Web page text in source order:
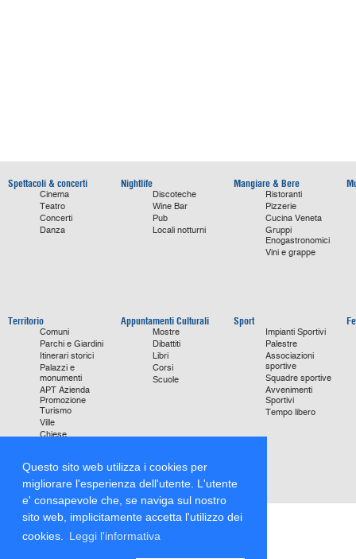
Questo sito web utilizza i cookies per
migliorare l'esperienza dell'utente. L'utente
e' consapevole che, se naviga sul nostro
sito web, implicitamente accetta l'utilizzo dei
cookies.
Leggi l'informativa
Spettacoli & concerti
Cinema
Teatro
Concerti
Danza
Nightlife
Discoteche
Wine Bar
Pub
Locali notturni
Mangiare & Bere
Ristoranti
Pizzerie
Cucina Veneta
Gruppi
Enogastronomici
Vini e grappe
Territorio
Comuni
Parchi e Giardini
Itinerari storici
Palazzi e
monumenti
APT Azienda
Promozione
Turismo
Ville
Chiese
Focus on
Appuntamenti Culturali
Mostre
Dibattiti
Libri
Corsi
Scuole
Sport
Impianti Sportivi
Palestre
Associazioni
sportive
Squadre sportive
Avvenimenti
Sportivi
Tempo libero